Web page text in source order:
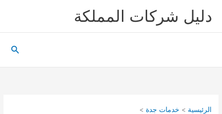
دليل شركات المملكة
الرئيسية
خدمات جدة